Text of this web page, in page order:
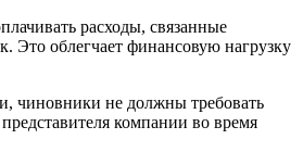
расходы, связанные
Это облегчает финансовую нагрузку
чиновники не должны требовать
компании во время